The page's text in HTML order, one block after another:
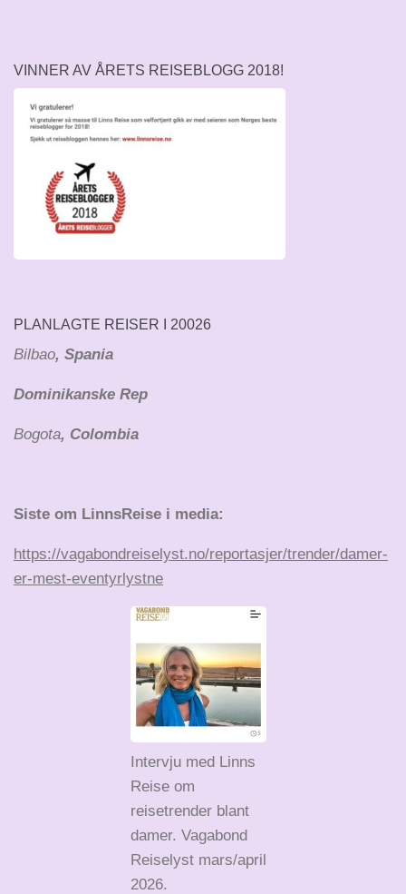
VINNER AV ÅRETS REISEBLOGG 2018!
PLANLAGTE REISER I 20026
Bilbao, Spania
Dominikanske Rep
Bogota, Colombia
Siste om LinnsReise i media:
https://vagabondreiselyst.no/reportasjer/trender/damer-
er-mest-eventyrlystne
Intervju med Linns
Reise om
reisetrender blant
damer. Vagabond
Reiselyst mars/april
2026.